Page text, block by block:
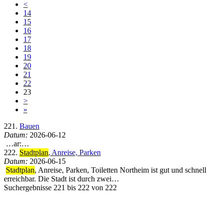
<
14
15
16
17
18
19
20
21
22
23
>
»
221. Bauen
Datum: 2026-06-12
…ar:…
222. Stadtplan, Anreise, Parken
Datum: 2026-06-15
Stadtplan, Anreise, Parken, Toiletten Northeim ist gut und schnell
erreichbar. Die Stadt ist durch zwei…
Suchergebnisse 221 bis 222 von 222